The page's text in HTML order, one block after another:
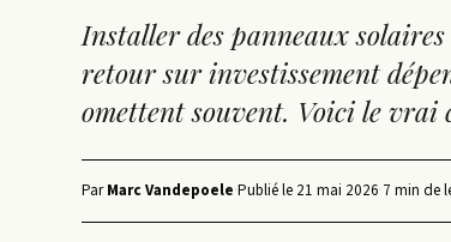
Installer des panneaux
retour sur investissement
omettent souvent. Voici le vrai
ParMarc Vandepoele·Publié le 21 mai 2026·7 min de